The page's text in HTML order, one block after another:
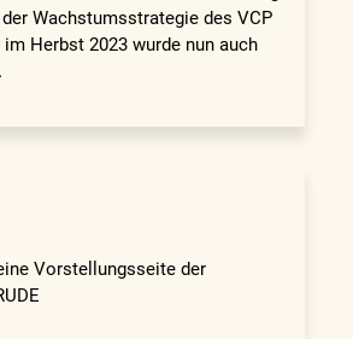
Wachstumsstrategie des VCP
Herbst 2023 wurde nun auch
Vorstellungsseite der